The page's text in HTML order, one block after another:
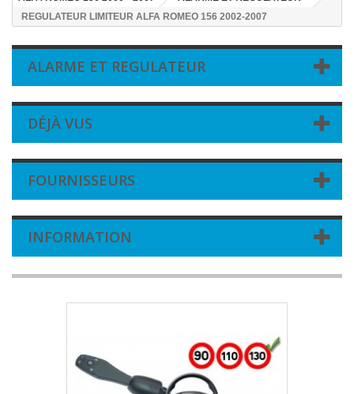
REGULATEUR LIMITEUR ALFA ROMEO 156 2002-2007
ALARME ET REGULATEUR
DÉJÀ VUS
FOURNISSEURS
INFORMATION